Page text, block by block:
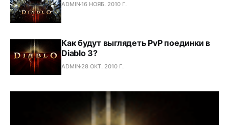
ADMIN16 НОЯБ. 2010 Г.
Как будут выглядеть PvP поединки в
Diablo 3?
ADMIN 28 ОКТ. 2010 Г.